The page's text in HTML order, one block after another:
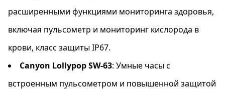
незаменимым аксессуаром на каждый день.
функциональные возможности, а также
надежную защиту от внешних воздействий,
что делает их идеальным выбором для
активного образа жизни.
расширенными функциями мониторинга здоровья,
включая пульсометр и мониторинг кислорода в
крови, класс защиты IP67.
Canyon Lollypop SW-63: Умные часы с
встроенным пульсометром и повышенной защитой